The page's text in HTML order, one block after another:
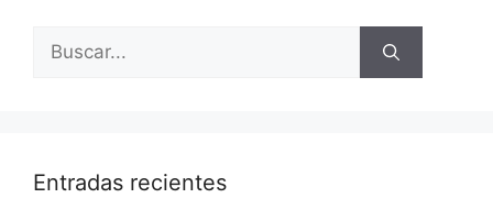
Entradas recientes